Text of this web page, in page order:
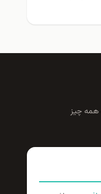
همه چيز